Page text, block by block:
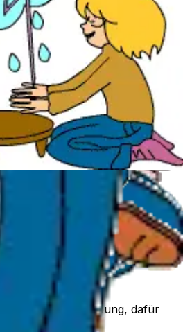
buttons
back.
mother, mother
elephants
fence.
high
sky
back, back
July.
erfordert einige Übung, dafür